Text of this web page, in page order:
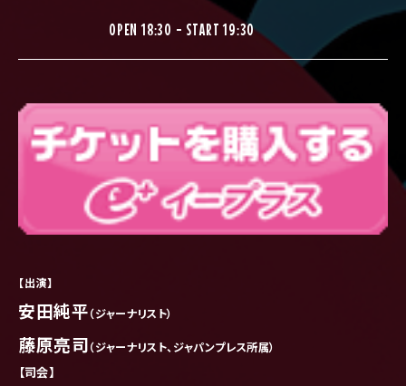
OPEN 18:30 - START 19:30
【出演】
安田純平（ジャーナリスト）
藤原亮司（ジャーナリスト、ジャパンプレス所属）
【司会】